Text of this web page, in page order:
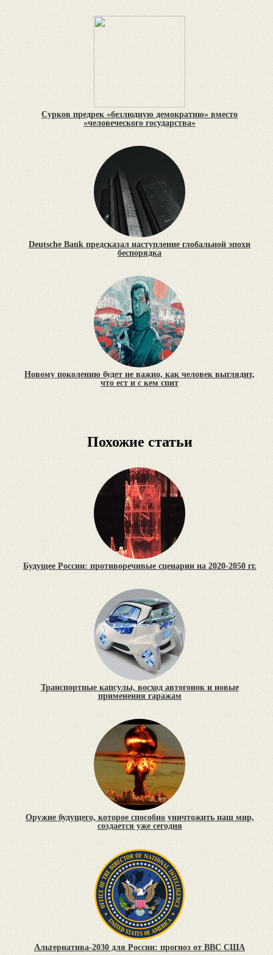
Сурков предрек «безлюдную демократию» вместо
«человеческого государства»
Deutsche Bank предсказал наступление глобальной эпохи
беспорядка
Новому поколению будет не важно, как человек выглядит,
что ест и с кем спит
Похожие статьи
Будущее России: противоречивые сценарии на 2020-2050 гг.
Транспортные капсулы, восход автогонок и новые
применения гаражам
Оружие будущего, которое способно уничтожить наш мир,
создается уже сегодня
Альтернатива-2030 для России: прогноз от ВВС США